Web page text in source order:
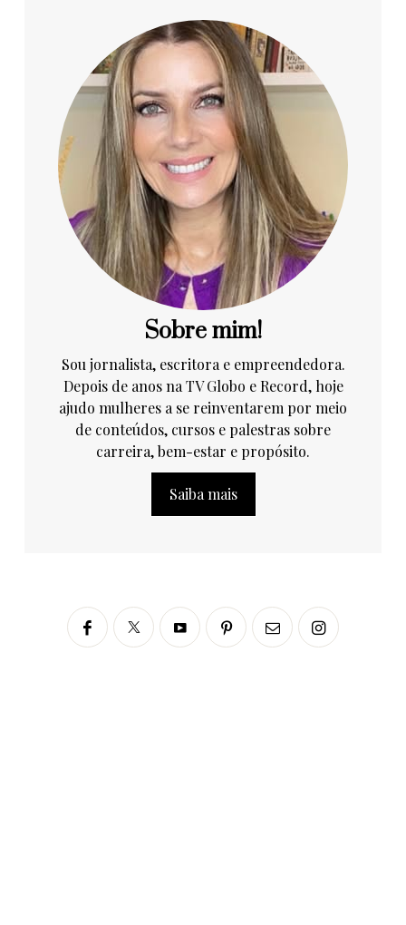
Sobre mim!
Sou jornalista, escritora e empreendedora.
Depois de anos na TV Globo e Record, hoje
ajudo mulheres a se reinventarem por meio
de conteúdos, cursos e palestras sobre
carreira, bem-estar e propósito.
Saiba mais